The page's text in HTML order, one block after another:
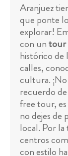
Aranjuez
que ponte
explorar!
con untour
histórico de
calles,
cultura.
recuerdo
free tour,
no dejes de
local. Por
centros
con estilo